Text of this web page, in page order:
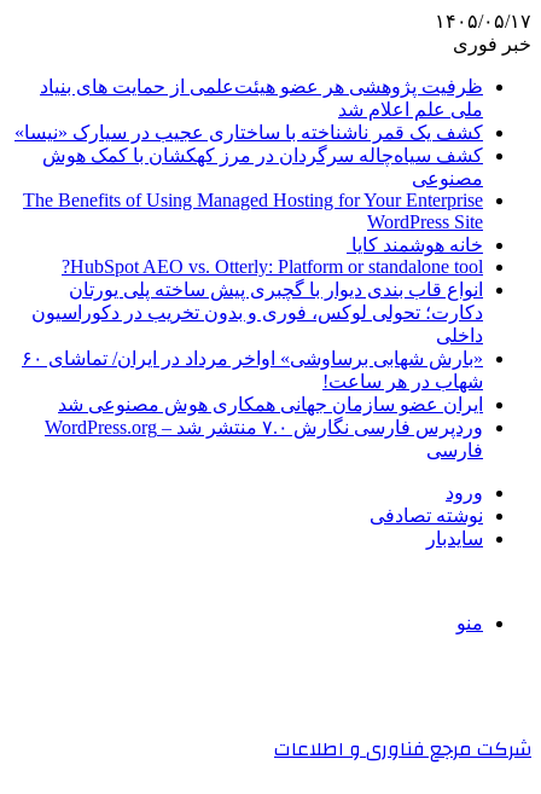
۱۴۰۵/۰۵/۱۷
خبر فوری
ظرفیت پژوهشی هر عضو هیئت‌علمی از حمایت های بنیاد
ملی علم اعلام شد
کشف یک قمر ناشناخته با ساختاری عجیب در سیارک «نیسا»
کشف سیاه‌چاله سرگردان در مرز کهکشان با کمک هوش
مصنوعی
The Benefits of Using Managed Hosting for Your Enterprise
WordPress Site
خانه هوشمند کایا
HubSpot AEO vs. Otterly: Platform or standalone tool?
انواع قاب بندی دیوار با گچبری پیش ساخته پلی یورتان
دکارت؛ تحولی لوکس، فوری و بدون تخریب در دکوراسیون
داخلی
«بارش شهابی برساوشی» اواخر مرداد در ایران/ تماشای ۶۰
شهاب در هر ساعت!
ایران عضو سازمان جهانی همکاری هوش مصنوعی شد
وردپرس فارسی نگارش ۷.۰ منتشر شد – WordPress.org
فارسی
ورود
نوشته تصادفی
سایدبار
منو
شرکت مرجع فناوری و اطلاعات